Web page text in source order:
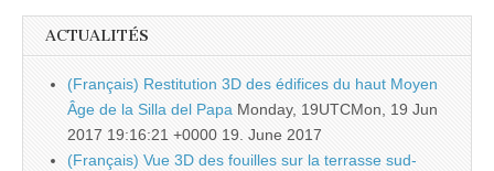
ACTUALITÉS
(Français) Restitution 3D des édifices du haut Moyen
Âge de la Silla del Papa Monday, 19UTCMon, 19 Jun
2017 19:16:21 +0000 19. June 2017
(Français) Vue 3D des fouilles sur la terrasse sud-